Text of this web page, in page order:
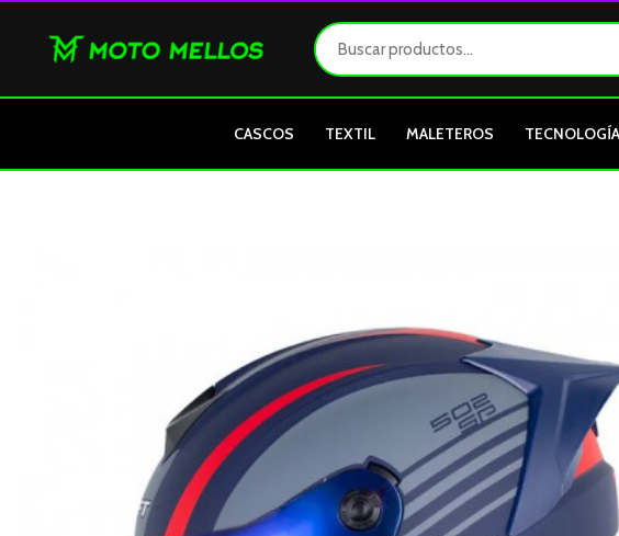
CASCOS TEXTIL MALETEROS TECNOLOGÍA